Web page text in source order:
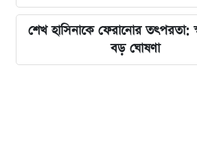
শেখ হাসিনাকে ফেরানোর তৎপরতা:
বড় ঘোষণা